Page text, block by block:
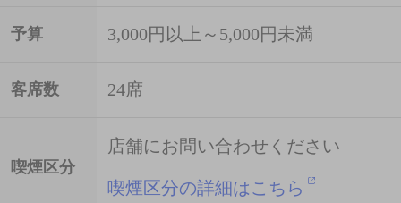
予算 3,000円以上～5,000円未満
客席数 24席
喫煙区分
店舗にお問い合わせください
喫煙区分の詳細はこちら